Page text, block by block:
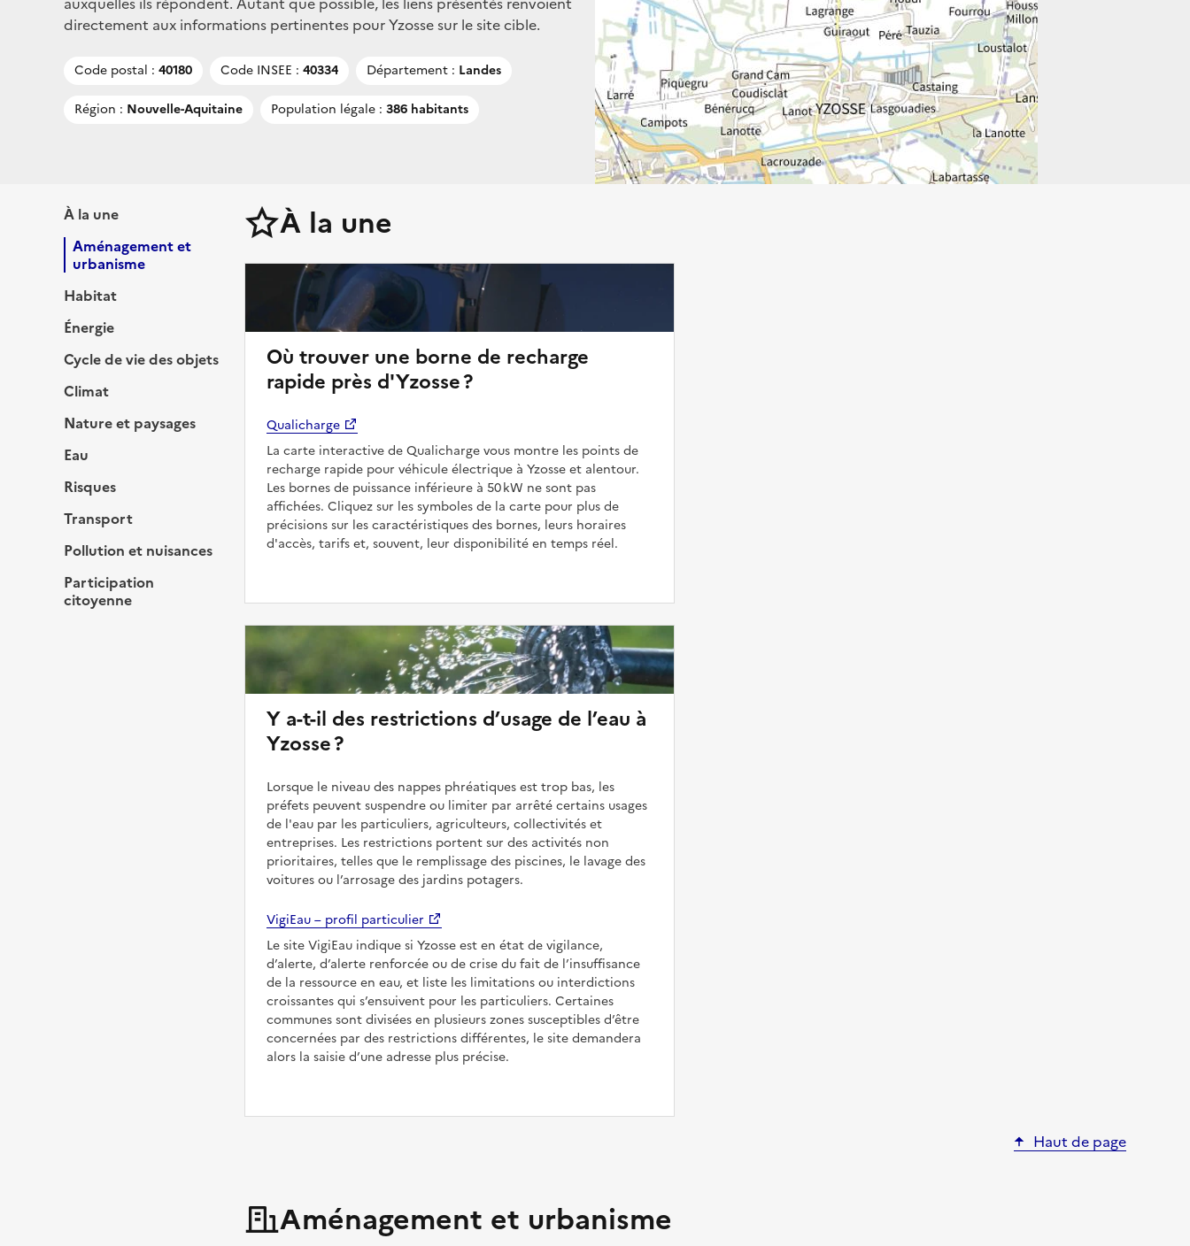
directement aux informations pertinentes pour Yzosse sur le site cible.
Code postal : 40180 Code INSEE : 40334 Département : Landes
Région : Nouvelle-Aquitaine Population légale : 386 habitants
À la une
Aménagement et
urbanisme
Habitat
Énergie
Cycle de vie des objets
Climat
Nature et paysages
Eau
Risques
Transport
Pollution et nuisances
Participation
citoyenne
À la une
Où trouver une borne de recharge
rapide près d'Yzosse ?
Qualicharge
La carte interactive de Qualicharge vous montre les points de
recharge rapide pour véhicule électrique à Yzosse et alentour.
Les bornes de puissance inférieure à 50 kW ne sont pas
affichées. Cliquez sur les symboles de la carte pour plus de
précisions sur les caractéristiques des bornes, leurs horaires
d'accès, tarifs et, souvent, leur disponibilité en temps réel.
Y a-t-il des restrictions d’usage de l’eau à
Yzosse ?
Lorsque le niveau des nappes phréatiques est trop bas, les
préfets peuvent suspendre ou limiter par arrêté certains usages
de l'eau par les particuliers, agriculteurs, collectivités et
entreprises. Les restrictions portent sur des activités non
prioritaires, telles que le remplissage des piscines, le lavage des
voitures ou l’arrosage des jardins potagers.
VigiEau – profil particulier
Le site VigiEau indique si Yzosse est en état de vigilance,
d’alerte, d’alerte renforcée ou de crise du fait de l’insuffisance
de la ressource en eau, et liste les limitations ou interdictions
croissantes qui s’ensuivent pour les particuliers. Certaines
communes sont divisées en plusieurs zones susceptibles d’être
concernées par des restrictions différentes, le site demandera
alors la saisie d’une adresse plus précise.
Haut de page
Aménagement et urbanisme